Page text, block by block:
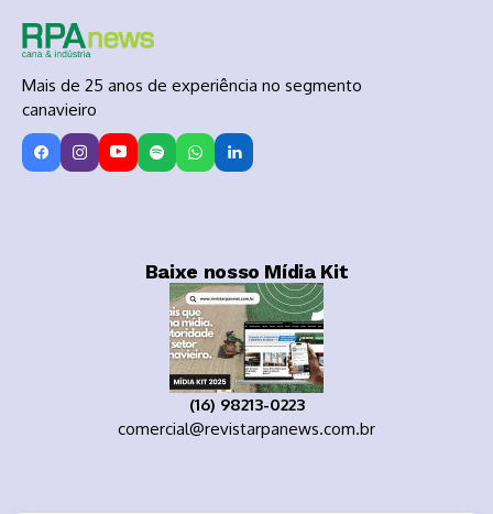
Mais de 25 anos de experiência no segmento
canavieiro
Baixe nosso Mídia Kit
(16) 98213-0223
comercial@revistarpanews.com.br